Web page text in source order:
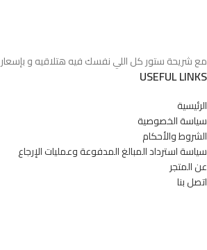
مع شريحة ستور كل اللي نفسك فيه هتلاقيه و
USEFUL LINKS
الرئيسية
سياسة الخصوصية
الشروط والأحكام
سياسة استرداد المبالغ المدفوعة وعمليات الإرجاع
عن المتجر
اتصل بنا